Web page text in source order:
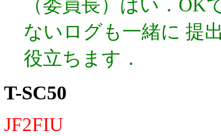
（委員長）はい．
ないログも一緒に 提
役立ちます．
T-SC50
JF2FIU